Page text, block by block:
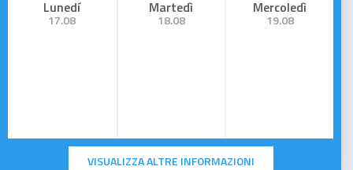
Lunedí
17.08
Martedì
18.08
Mercoledì
19.08
VISUALIZZA ALTRE INFORMAZIONI